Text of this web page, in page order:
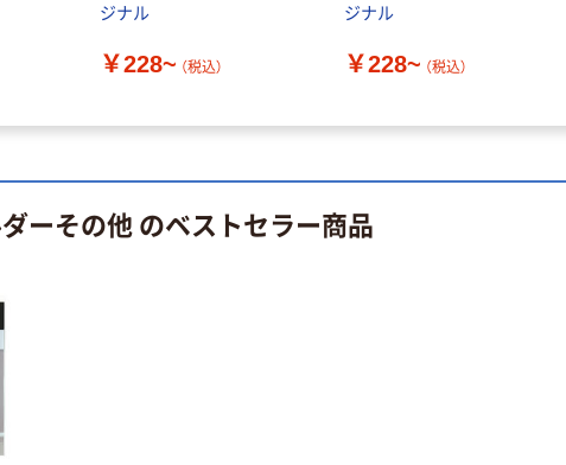
ジナル
￥228~ （税込）
ジナル
￥228~ （税込）
ーその他 のベストセラー商品
本気プライス
ト ホワイト紙コ
￥374~ （税込）
オリジナル